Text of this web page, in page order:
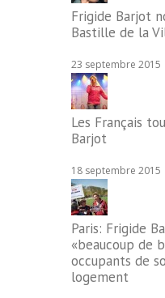
Frigide Barjot
Bastille de la
23 septembre 2015
Les Français
Barjot
18 septembre 2015
Paris: Frigide
«beaucoup de
occupants de
logement